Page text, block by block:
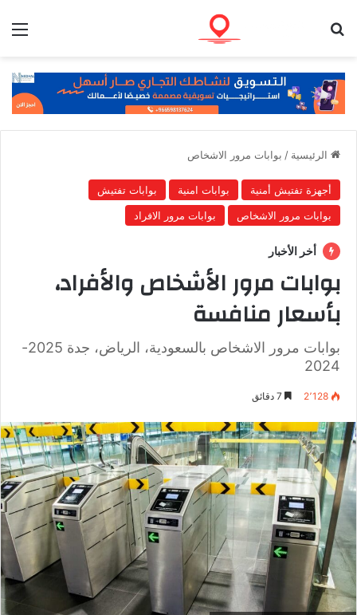
الرئيسية / بوابات مرور الاشخاص
أجهزة تفتيش أمنية بوابات امنية
بوابات تفتيش
بوابات مرور الاشخاص
بوابات مرور الافراد
أخر الأخبار
بوابات مرور الأشخاص والأفراد،
بأسعار منافسة
بوابات مرور الاشخاص بالسعودية، الرياض، جدة 2025-
2024
2٬128